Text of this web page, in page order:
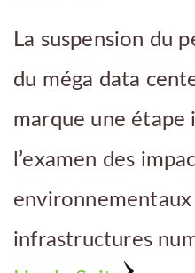
La suspension du
du méga data
marque une étape
l’examen des
environnementaux
infrastructures